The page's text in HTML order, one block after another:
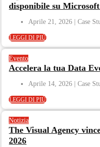
disponibile su
Aprile 21, 2026
LEGGI DI PIÙ
Evento
Accelera la tua Data
Aprile 14, 2026
LEGGI DI PIÙ
Notizia
The Visual Agency
2026